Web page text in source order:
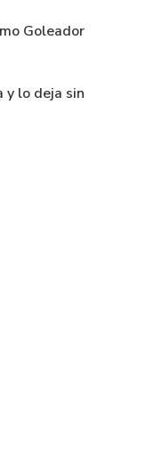
Goleador
y lo deja sin